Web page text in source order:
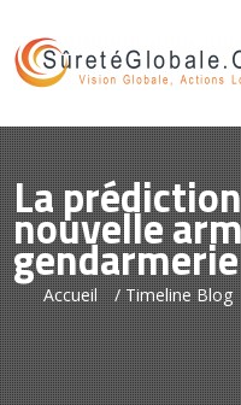
La
nouvelle
gendarmerie
Accueil /Timeline Blog